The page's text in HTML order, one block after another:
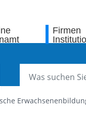
Firmen